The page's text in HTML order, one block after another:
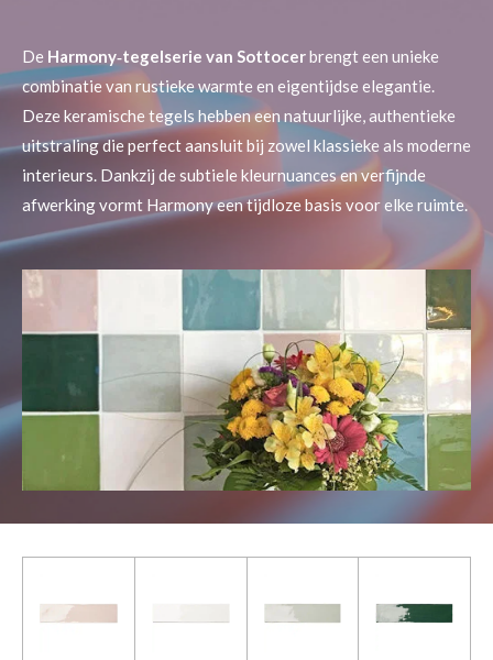
De Harmony‑tegelserie van Sottocerbrengt een unieke
combinatie van rustieke warmte en eigentijdse elegantie.
Deze keramische tegels hebben een natuurlijke, authentieke
uitstraling die perfect aansluit bij zowel klassieke als moderne
interieurs. Dankzij de subtiele kleurnuances en verfijnde
afwerking vormt Harmony een tijdloze basis voor elke ruimte.